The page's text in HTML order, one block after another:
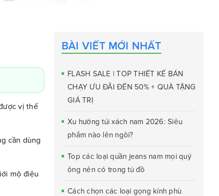
vị thế
cần dùng
mộ điệu
BÀI VIẾT MỚI NHẤT
FLASH SALE | TOP THIẾT KẾ BÁN
CHẠY ƯU ĐÃI ĐẾN 50% + QUÀ TẶNG
GIÁ TRỊ
Xu hướng túi xách nam 2026: Siêu
phẩm nào lên ngôi?
Top các loại quần jeans nam mọi quý
ông nên có trong tủ đồ
Cách chọn các loại gọng kính phù